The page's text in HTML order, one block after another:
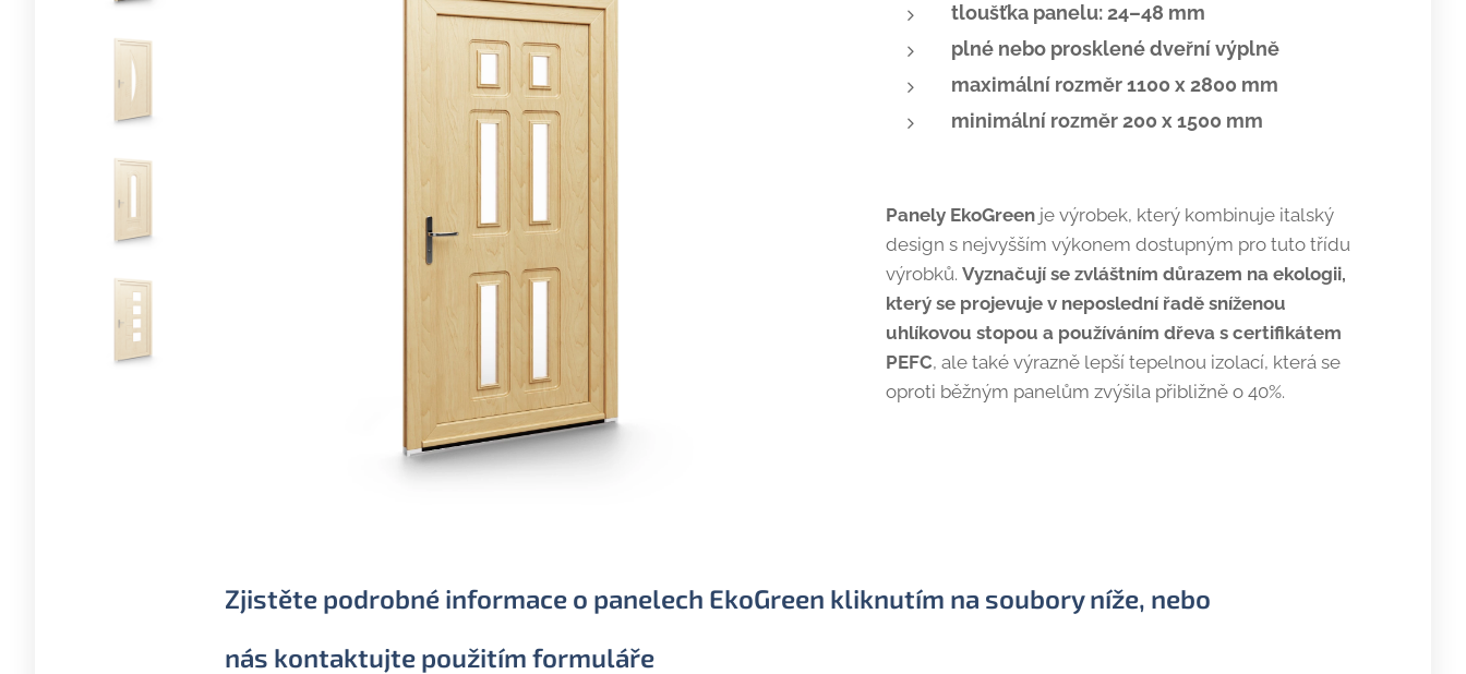
tloušťka panelu: 24–48 mm
plné nebo prosklené dveřní výplně
maximální rozměr 1100 x 2800 mm
minimální rozměr 200 x 1500 mm
Panely EkoGreen je výrobek, který kombinuje italský
design s nejvyšším výkonem dostupným pro tuto třídu
výrobků. Vyznačují se zvláštním důrazem na ekologii,
který se projevuje v neposlední řadě sníženou
uhlíkovou stopou a používáním dřeva s certifikátem
PEFC, ale také výrazně lepší tepelnou izolací, která se
oproti běžným panelům zvýšila přibližně o 40%.
Zjistěte podrobné informace o panelech EkoGreen kliknutím na soubory níže, nebo
nás kontaktujte použitím formuláře